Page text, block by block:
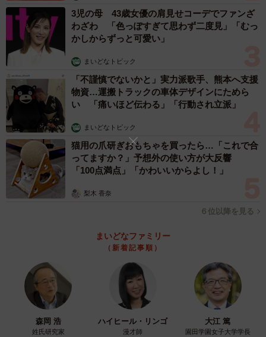
──当時はどんなことを考えましたか？
言われたことは正直ショックでしたし、ここまで発達に差
があるのか、と焦る気持ちもありました。それに、やはり
もわからないではないな…と。でも同時に、「こんな方向
に言葉が達者なのも、それはそれで嫌だな…」とも思いま
した。
当時は娘の発達ばかりを気にしていましたが、本当に大切
なのはそこではないのかもしれない…。その後もママ友た
ちから何度かお誘いがありましたが、娘の気持ちを考える
ともう一緒に過ごすことはできないと思い、徐々に集まり
風の噂で聞いた、その子たちの今
──その後、その子たちは？
小学校に上がってから風の噂で、その子たちは学校でもい
じめっ子として、あまり良く思われていないと聞きまし
3児の母 43歳女優の肩見せコーデでファンざ
わざわ 「色っぽすぎて思わず二度見」「むっ
かしからずっと可愛い」
まいどなトピック
「不謹慎でないかと」実力派歌手、熊本へ支援
物資…運搬トラックの車体デザインにためら
い 「痛いほど伝わる」「行動され立派」
まいどなトピック
猫用の爪研ぎおもちゃを買ったら…「これで合
ってますか？」予想外の使い方が大反響
「100点満点」「かわいいからよし！」
梨木 香奈
６位以降を見る
まいどなファミリー
（新着記事順）
森岡 浩
姓氏研究家
ハイヒール・リンゴ
漫才師
大江 篤
園田学園女子大学学長